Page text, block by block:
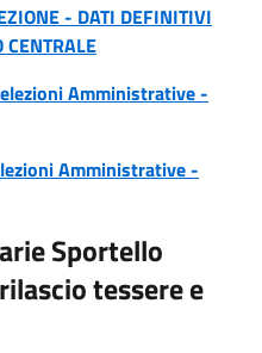
- DATI DEFINITIVI
Amministrative -
Amministrative -
Sportello
tessere e